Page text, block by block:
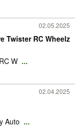
02.05.2025
W ...
02.04.2025
Auto ...